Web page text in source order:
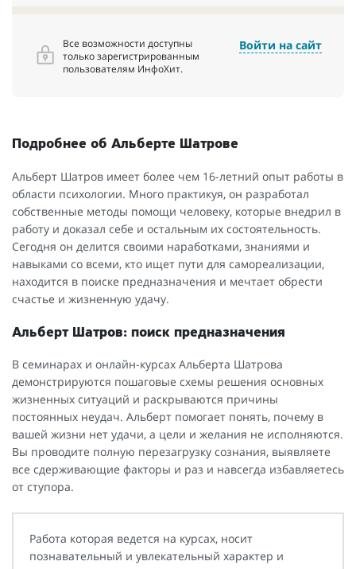
Все возможности доступны
только зарегистрированным
пользователям ИнфоХит.
Войти на сайт
Подробнее об Альберте Шатрове
Альберт Шатров имеет более чем 16-летний опыт работы в
области психологии. Много практикуя, он разработал
собственные методы помощи человеку, которые внедрил в
работу и доказал себе и остальным их состоятельность.
Сегодня он делится своими наработками, знаниями и
навыками со всеми, кто ищет пути для самореализации,
находится в поиске предназначения и мечтает обрести
счастье и жизненную удачу.
Альберт Шатров: поиск предназначения
В семинарах и онлайн-курсах Альберта Шатрова
демонстрируются пошаговые схемы решения основных
жизненных ситуаций и раскрываются причины
постоянных неудач. Альберт помогает понять, почему в
вашей жизни нет удачи, а цели и желания не исполняются.
Вы проводите полную перезагрузку сознания, выявляете
все сдерживающие факторы и раз и навсегда избавляетесь
от ступора.
Работа которая ведется на курсах, носит
познавательный и увлекательный характер и